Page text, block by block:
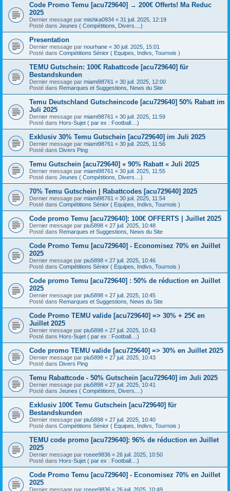
Code Promo Temu [acu729640] → 200€ Offerts! Ma Reduc
2025
Dernier message par mishka0934 « 31 juil. 2025, 12:19
Posté dans Jeunes ( Compétitions, Divers....)
Presentation
Dernier message par nourhane « 30 juil. 2025, 15:01
Posté dans Compétitions Sénior ( Equipes, Indivs, Tournois )
TEMU Gutschein: 100€ Rabattcode [acu729640] für
Bestandskunden
Dernier message par miami98761 « 30 juil. 2025, 12:00
Posté dans Remarques et Suggestions, News du Site
Temu Deutschland Gutscheincode [acu729640] 50% Rabatt im
Juli 2025
Dernier message par miami98761 « 30 juil. 2025, 11:59
Posté dans Hors-Sujet ( par ex : Football....)
Exklusiv 30% Temu Gutschein [acu729640] im Juli 2025
Dernier message par miami98761 « 30 juil. 2025, 11:56
Posté dans Divers Ping
Temu Gutschein [acu729640] » 90% Rabatt « Juli 2025
Dernier message par miami98761 « 30 juil. 2025, 11:55
Posté dans Jeunes ( Compétitions, Divers....)
70% Temu Gutschein | Rabattcodes [acu729640] 2025
Dernier message par miami98761 « 30 juil. 2025, 11:54
Posté dans Compétitions Sénior ( Equipes, Indivs, Tournois )
Code promo Temu [acu729640]: 100€ OFFERTS | Juillet 2025
Dernier message par piu5898 « 27 juil. 2025, 10:48
Posté dans Remarques et Suggestions, News du Site
Code Promo Temu [acu729640] - Economisez 70% en Juillet
2025
Dernier message par piu5898 « 27 juil. 2025, 10:46
Posté dans Compétitions Sénior ( Equipes, Indivs, Tournois )
Code promo Temu [acu729640] : 50% de réduction en Juillet
2025
Dernier message par piu5898 « 27 juil. 2025, 10:45
Posté dans Remarques et Suggestions, News du Site
Code Promo TEMU valide [acu729640] => 30% + 25€ en
Juillet 2025
Dernier message par piu5898 « 27 juil. 2025, 10:43
Posté dans Hors-Sujet ( par ex : Football....)
Code promo TEMU valide [acu729640] => 30% en Juillet 2025
Dernier message par piu5898 « 27 juil. 2025, 10:43
Posté dans Divers Ping
Temu Rabattcode - 50% Gutschein [acu729640] im Juli 2025
Dernier message par piu5898 « 27 juil. 2025, 10:41
Posté dans Jeunes ( Compétitions, Divers....)
Exklusiv 100€ Temu Gutschein [acu729640] für
Bestandskunden
Dernier message par piu5898 « 27 juil. 2025, 10:40
Posté dans Compétitions Sénior ( Equipes, Indivs, Tournois )
TEMU code promo [acu729640]: 96% de réduction en Juillet
2025
Dernier message par rosee9836 « 26 juil. 2025, 10:50
Posté dans Hors-Sujet ( par ex : Football....)
Code Promo Temu [acu729640] - Economisez 70% en Juillet
2025
Dernier message par rosee9836 « 26 juil. 2025, 10:49